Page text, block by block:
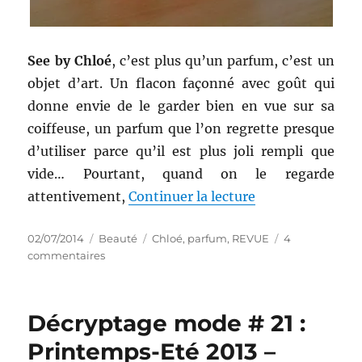
See by Chloé, c’est plus qu’un parfum, c’est un
objet d’art. Un flacon façonné avec goût qui
donne envie de le garder bien en vue sur sa
coiffeuse, un parfum que l’on regrette presque
d’utiliser parce qu’il est plus joli rempli que
vide… Pourtant, quand on le regarde
attentivement,Continuer la lecture
Publié
le
02/07/2014 Catégories
Beauté Étiquettes
Chloé, parfum, REVUE
4
commentairessur
:
de
Décryptage mode # 21 :
Printemps-Eté 2013 –